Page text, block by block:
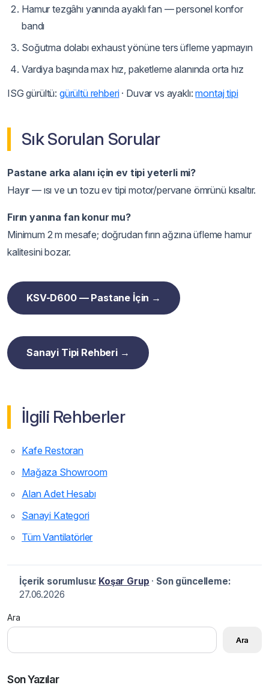
Hamur tezgâhı yanında ayaklı fan — personel konfor
bandı
Soğutma dolabı exhaust yönüne ters üfleme yapmayın
Vardiya başında max hız, paketleme alanında orta hız
ISG gürültü: gürültü rehberi· Duvar vs ayaklı:montaj tipi
Sık Sorulan Sorular
Pastane arka alanı için ev tipi yeterli mi?
Hayır — ısı ve un tozu ev tipi motor/pervane ömrünü kısaltır.
Fırın yanına fan konur mu?
Minimum 2 m mesafe; doğrudan fırın ağzına üfleme hamur
kalitesini bozar.
KSV-D600 — Pastane İçin →
Sanayi Tipi Rehberi →
İlgili Rehberler
Kafe Restoran
Mağaza Showroom
Alan Adet Hesabı
Sanayi Kategori
Tüm Vantilatörler
İçerik sorumlusu: Koşar Grup · Son güncelleme:
27.06.2026
Ara
Ara
Son Yazılar